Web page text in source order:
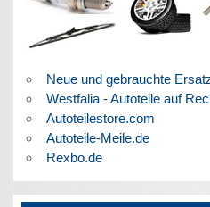
Neue und gebrauchte
Westfalia - Autoteile auf
Autoteilestore.com
Autoteile-Meile.de
Rexbo.de